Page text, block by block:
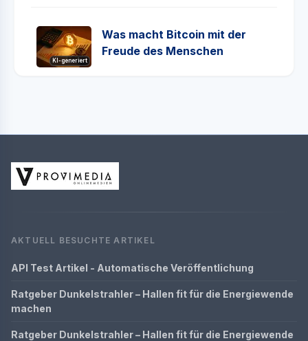
KI-generiert
Was macht Bitcoin mit der
Freude des Menschen
AKTUELL BESUCHTE ARTIKEL
API Test Artikel - Automatische Veröffentlichung
Ratgeber Dunkelstrahler – Hallen fit für die Energiewende
machen
Ratgeber Dunkelstrahler – Hallen fit für die Energiewende